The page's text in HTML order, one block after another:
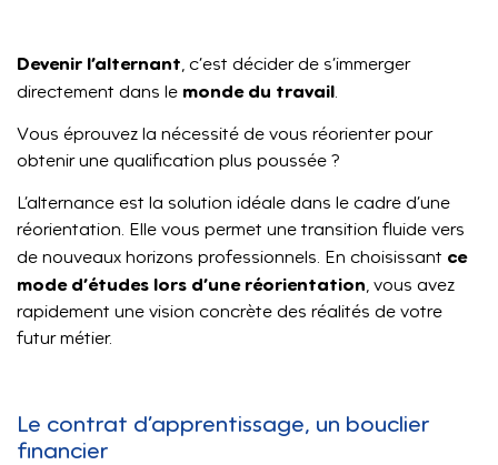
Devenir l’alternant , c’est décider de s’immerger
directement dans le monde du travail
Vous éprouvez la nécessité de vous réorienter pour
obtenir une qualification plus poussée ?
L’alternance est la solution idéale dans le cadre d’une
réorientation. Elle vous permet une transition fluide vers
de nouveaux horizons professionnels. En choisissant ce
mode d’études lors d’une réorientation, vous avez
rapidement une vision concrète des réalités de votre
futur métier.
Le contrat d’apprentissage, un bouclier
financier